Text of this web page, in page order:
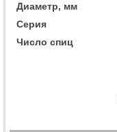
Диаметр, мм
Серия
Число спиц